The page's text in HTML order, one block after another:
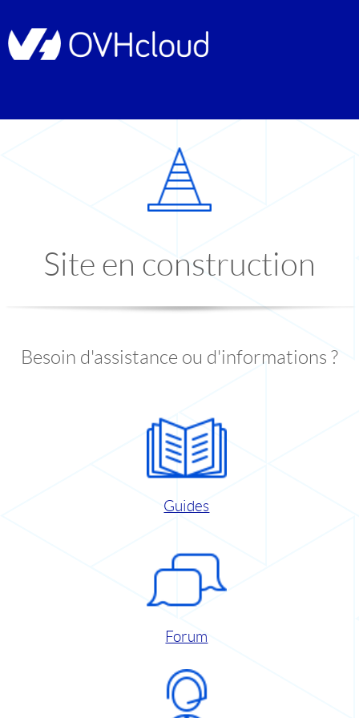
Site en construction
Besoin d'assistance ou d'informations ?
Guides
Forum